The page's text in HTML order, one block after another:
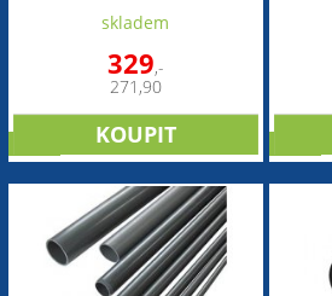
skladem
329,-
271,90